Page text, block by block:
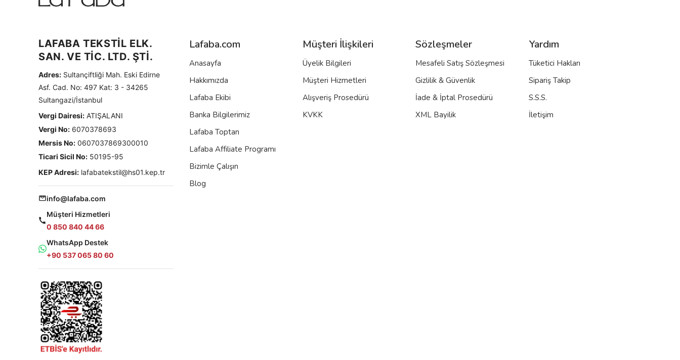
Lafaba.com
Anasayfa
Hakkımızda
Lafaba Ekibi
Banka Bilgilerimiz
Lafaba Toptan
Lafaba Affiliate Programı
Bizimle Çalışın
Blog
Müşteri İlişkileri
Üyelik Bilgileri
Müşteri Hizmetleri
Alışveriş Prosedürü
KVKK
Sözleşmeler
Mesafeli Satış Sözleşmesi
Gizlilik & Güvenlik
İade & İptal Prosedürü
XML Bayilik
Yardım
Tüketici Hakları
Sipariş Takip
S.S.S.
İletişim
LAFABA TEKSTİL ELK.
SAN. VE TİC. LTD. ŞTİ.
Adres: Sultançiftliği Mah. Eski Edirne
Asf. Cad. No: 497 Kat: 3 - 34265
Sultangazi/İstanbul
Vergi Dairesi: ATIŞALANI
Vergi No: 6070378693
Mersis No: 0607037869300010
Ticari Sicil No: 50195-95
KEP Adresi: lafabatekstil@hs01.kep.tr
info@lafaba.com
Müşteri Hizmetleri
0 850 840 44 66
WhatsApp Destek
+90 537 065 80 60